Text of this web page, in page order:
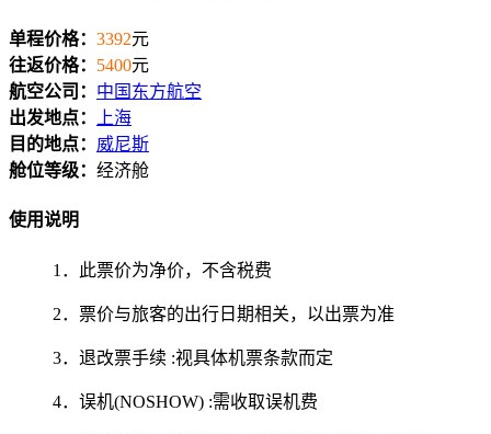
单程价格： 3392元
往返价格： 5400元
航空公司： 中国东方航空
出发地点：
上海
目的地点： 威尼斯
舱位等级： 经济舱
使用说明
1．此票价为净价，不含税费
2．票价与旅客的出行日期相关，以出票为准
3．退改票手续 :视具体机票条款而定
4．误机(NOSHOW) :需收取误机费